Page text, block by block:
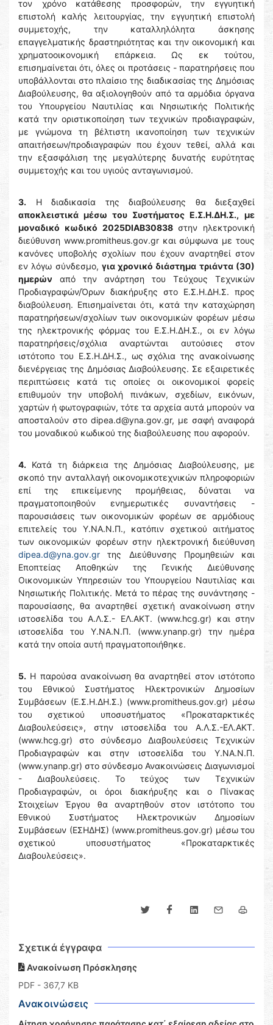
τον χρόνο κατάθεσης προσφορών, την εγγυητική
επιστολή καλής λειτουργίας, την εγγυητική επιστολή
συμμετοχής, την καταλληλόλητα άσκησης
επαγγελματικής δραστηριότητας και την οικονομική και
χρηματοοικονομική επάρκεια. Ως εκ τούτου,
επισημαίνεται ότι, όλες οι προτάσεις - παρατηρήσεις που
υποβάλλονται στο πλαίσιο της διαδικασίας της Δημόσιας
Διαβούλευσης, θα αξιολογηθούν από τα αρμόδια όργανα
του Υπουργείου Ναυτιλίας και Νησιωτικής Πολιτικής
κατά την οριστικοποίηση των τεχνικών προδιαγραφών,
με γνώμονα τη βέλτιστη ικανοποίηση των τεχνικών
απαιτήσεων/προδιαγραφών που έχουν τεθεί, αλλά και
την εξασφάλιση της μεγαλύτερης δυνατής ευρύτητας
συμμετοχής και του υγιούς ανταγωνισμού.
3. Η διαδικασία της διαβούλευσης θα διεξαχθεί
αποκλειστικά μέσω του Συστήματος Ε.Σ.Η.ΔΗ.Σ., με
μοναδικό κωδικό 2025DIAB30838στην ηλεκτρονική
διεύθυνση www.promitheus.gov.gr και σύμφωνα με τους
κανόνες υποβολής σχολίων που έχουν αναρτηθεί στον
εν λόγω σύνδεσμο, για χρονικό διάστημα τριάντα (30)
ημερών από την ανάρτηση του Τεύχους Τεχνικών
Προδιαγραφών/Όρων διακήρυξης στο Ε.Σ.Η.ΔΗ.Σ. προς
διαβούλευση. Επισημαίνεται ότι, κατά την καταχώρηση
παρατηρήσεων/σχολίων των οικονομικών φορέων μέσω
της ηλεκτρονικής φόρμας του Ε.Σ.Η.ΔΗ.Σ., οι εν λόγω
παρατηρήσεις/σχόλια αναρτώνται αυτούσιες στον
ιστότοπο του Ε.Σ.Η.ΔΗ.Σ., ως σχόλια της ανακοίνωσης
διενέργειας της Δημόσιας Διαβούλευσης. Σε εξαιρετικές
περιπτώσεις κατά τις οποίες οι οικονομικοί φορείς
επιθυμούν την υποβολή πινάκων, σχεδίων, εικόνων,
χαρτών ή φωτογραφιών, τότε τα αρχεία αυτά μπορούν να
αποσταλούν στο dipea.d@yna.gov.gr, με σαφή αναφορά
του μοναδικού κωδικού της διαβούλευσης που αφορούν.
4. Κατά τη διάρκεια της Δημόσιας Διαβούλευσης, με
σκοπό την ανταλλαγή οικονομικοτεχνικών πληροφοριών
επί της επικείμενης προμήθειας, δύναται να
πραγματοποιηθούν ενημερωτικές συναντήσεις -
παρουσιάσεις των οικονομικών φορέων σε αρμόδιους
επιτελείς του Υ.ΝΑ.Ν.Π., κατόπιν σχετικού αιτήματος
των οικονομικών φορέων στην ηλεκτρονική διεύθυνση
dipea.d@yna.gov.gr της Διεύθυνσης Προμηθειών και
Εποπτείας Αποθηκών της Γενικής Διεύθυνσης
Οικονομικών Υπηρεσιών του Υπουργείου Ναυτιλίας και
Νησιωτικής Πολιτικής. Μετά το πέρας της συνάντησης -
παρουσίασης, θα αναρτηθεί σχετική ανακοίνωση στην
ιστοσελίδα του Α.Λ.Σ.- ΕΛ.ΑΚΤ. (www.hcg.gr) και στην
ιστοσελίδα του Y.NA.N.Π. (www.ynanp.gr) την ημέρα
κατά την οποία αυτή πραγματοποιήθηκε.
5. Η παρούσα ανακοίνωση θα αναρτηθεί στον ιστότοπο
του Εθνικού Συστήματος Ηλεκτρονικών Δημοσίων
Συμβάσεων (Ε.Σ.Η.ΔΗ.Σ.) (www.promitheus.gov.gr) μέσω
του σχετικού υποσυστήματος «Προκαταρκτικές
Διαβουλεύσεις», στην ιστοσελίδα του Α.Λ.Σ.-ΕΛ.ΑΚΤ.
(www.hcg.gr) στο σύνδεσμο Διαβουλεύσεις Τεχνικών
Προδιαγραφών και στην ιστοσελίδα του Y.NA.N.Π.
(www.ynanp.gr) στο σύνδεσμο Ανακοινώσεις Διαγωνισμοί
- Διαβουλεύσεις. Το τεύχος των Τεχνικών
Προδιαγραφών, οι όροι διακήρυξης και ο Πίνακας
Στοιχείων Έργου θα αναρτηθούν στον ιστότοπο του
Εθνικού Συστήματος Ηλεκτρονικών Δημοσίων
Συμβάσεων (ΕΣΗΔΗΣ) (www.promitheus.gov.gr) μέσω του
σχετικού υποσυστήματος «Προκαταρκτικές
Διαβουλεύσεις».
Σχετικά έγγραφα
Ανακοίνωση Πρόσκλησης
PDF - 367,7 KB
Ανακοινώσεις